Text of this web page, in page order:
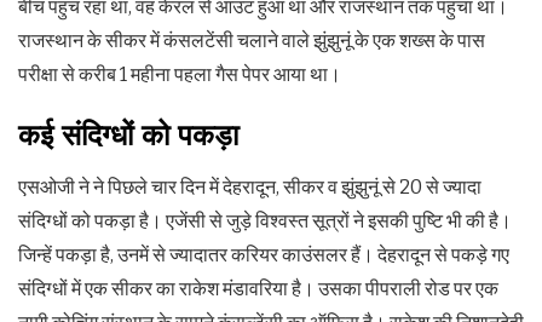
बीच पहुंच रहा था, वह केरल से आउट हुआ था और राजस्थान तक पहुंचा था।
राजस्थान के सीकर में कंसलटेंसी चलाने वाले झुंझुनूं के एक शख्स के पास
परीक्षा से करीब 1 महीना पहला गैस पेपर आया था।
कई संदिग्धों को पकड़ा
एसओजी ने ने पिछले चार दिन में देहरादून, सीकर व झुंझुनूं से 20 से ज्यादा
संदिग्धों को पकड़ा है। एजेंसी से जुड़े विश्वस्त सूत्रों ने इसकी पुष्टि भी की है।
जिन्हें पकड़ा है, उनमें से ज्यादातर करियर काउंसलर हैं। देहरादून से पकड़े गए
संदिग्धों में एक सीकर का राकेश मंडावरिया है। उसका पीपराली रोड पर एक